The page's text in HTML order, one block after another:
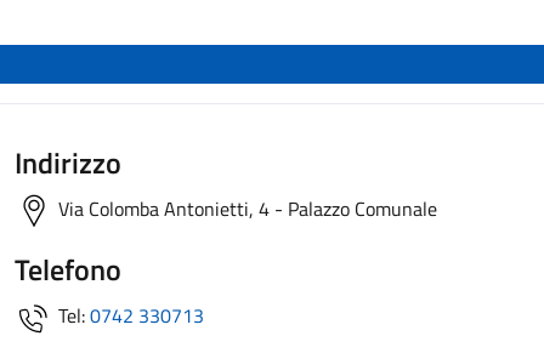
Indirizzo
Via Colomba Antonietti, 4 - Palazzo Comunale
Telefono
Tel:0742 330713